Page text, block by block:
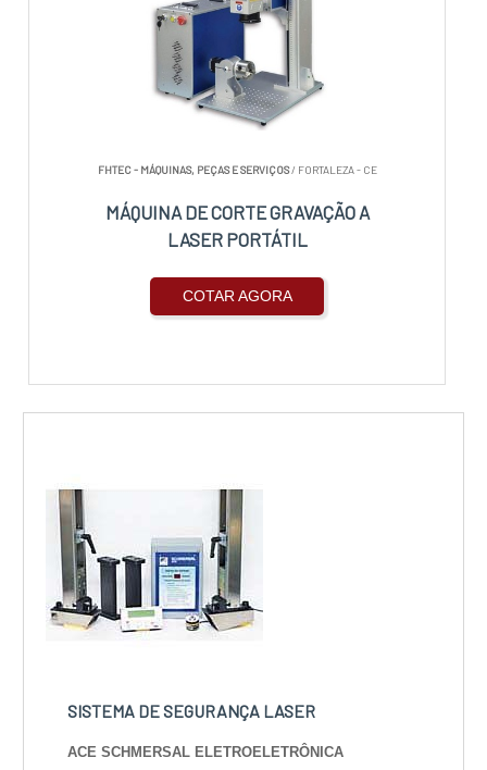
FHTEC - MÁQUINAS, PEÇAS E SERVIÇOS/ FORTALEZA - CE
MÁQUINA DE CORTE GRAVAÇÃO A
LASER PORTÁTIL
COTAR AGORA
SISTEMA DE SEGURANÇA LASER
ACE SCHMERSAL ELETROELETRÔNICA